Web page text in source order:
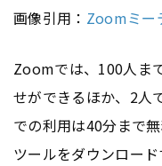
画像引用： Zoomミー
Zoomでは、100人ま
せができるほか、2人
での利用は40分まで無
ツールをダウンロード